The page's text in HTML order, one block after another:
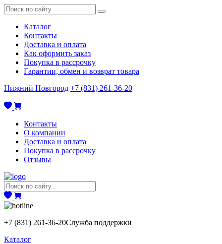
Каталог
Контакты
Доставка и оплата
Как оформить заказ
Покупка в рассрочку
Гарантии, обмен и возврат товара
Нижний Новгород +7 (831) 261-36-20
Контакты
О компании
Доставка и оплата
Покупка в рассрочку
Отзывы
+7 (831) 261-36-20Служба поддержки
Каталог